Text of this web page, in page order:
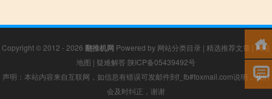
Copyright © 2012 - 2026 翻推机网 Powered by 网站分类目录 | 精选推荐文章 |网站
地图 | 疑难解答 陕ICP备05439492号
声明：本站内容来自互联网，如信息有错误可发邮件到f_fb#foxmail.com说明，我们
会及时纠正，谢谢